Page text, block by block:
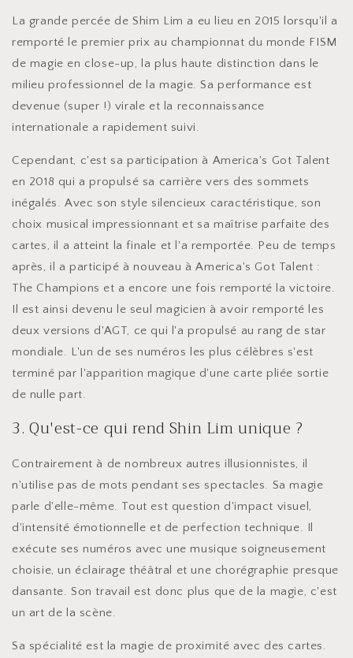
La grande percée de Shim Lim a eu lieu en 2015 lorsqu'il a
remporté le premier prix au championnat du monde FISM
de magie en close-up, la plus haute distinction dans le
milieu professionnel de la magie. Sa performance est
devenue (super !) virale et la reconnaissance
internationale a rapidement suivi.
Cependant, c'est sa participation à America's Got Talent
en 2018 qui a propulsé sa carrière vers des sommets
inégalés. Avec son style silencieux caractéristique, son
choix musical impressionnant et sa maîtrise parfaite des
cartes, il a atteint la finale et l'a remportée. Peu de temps
après, il a participé à nouveau à America's Got Talent :
The Champions et a encore une fois remporté la victoire.
Il est ainsi devenu le seul magicien à avoir remporté les
deux versions d'AGT, ce qui l'a propulsé au rang de star
mondiale. L'un de ses numéros les plus célèbres s'est
terminé par l'apparition magique d'une carte pliée sortie
de nulle part.
3. Qu'est-ce qui rend Shin Lim unique ?
Contrairement à de nombreux autres illusionnistes, il
n'utilise pas de mots pendant ses spectacles. Sa magie
parle d'elle-même. Tout est question d'impact visuel,
d'intensité émotionnelle et de perfection technique. Il
exécute ses numéros avec une musique soigneusement
choisie, un éclairage théâtral et une chorégraphie presque
dansante. Son travail est donc plus que de la magie, c'est
un art de la scène.
Sa spécialité est la magie de proximité avec des cartes.